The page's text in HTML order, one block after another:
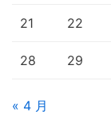
21 22
28 29
« 4 月